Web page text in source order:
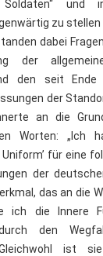
Soldaten“ und
zu stellen
dabei
der
den seit Ende
der
an die
Worten: „Ich
Uniform’ für eine
der
das an die
ich die Innere
durch den
ist